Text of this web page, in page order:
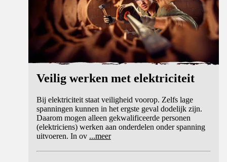
Veilig werken met elektriciteit
Bij elektriciteit staat veiligheid voorop. Zelfs lage
spanningen kunnen in het ergste geval dodelijk zijn.
Daarom mogen alleen gekwalificeerde personen
(elektriciens) werken aan onderdelen onder spanning
uitvoeren. In ov ...meer